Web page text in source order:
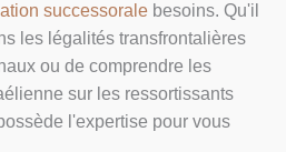
successorale besoins. Qu'il
les légalités transfrontalières
ou de comprendre les
sur les ressortissants
l'expertise pour vous